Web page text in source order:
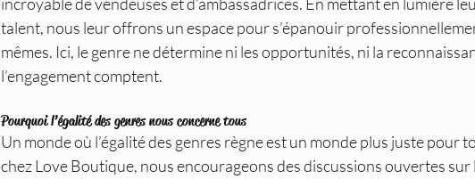
talent, nous leur offrons un espace pour s’épanouir
mêmes. Ici, le genre ne détermine ni les opportunités, ni la
l’engagement comptent.
Pourquoi l’égalité des genres nous concerne tous
Un monde où l’égalité des genres règne est un monde plus juste pour
chez Love Boutique, nous encourageons des discussions ouvertes sur